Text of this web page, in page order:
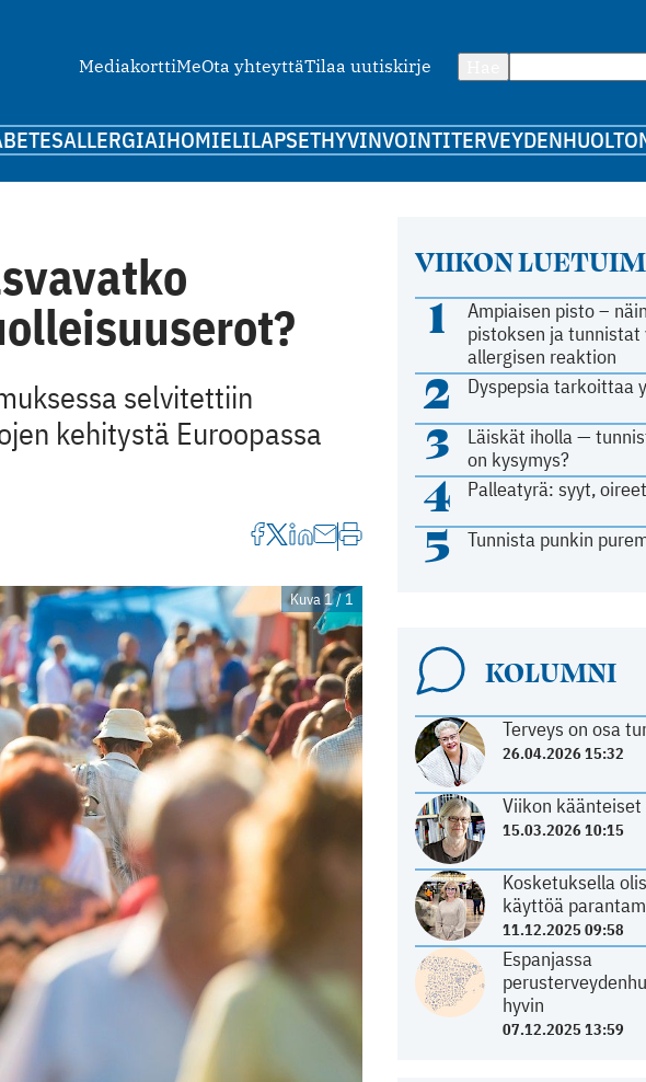
MediakorttiMeOta yhteyttäTilaa uutiskirje
ALLERGIAIHOMIELILAPSETHYVINVOINTITERVEYDENHUOLTO
VIIKON
1
Ampiaisen pisto –
pistoksen ja tunnistat
allergisen reaktion
2 Dyspepsia tarkoittaa
3
Läiskät iholla —
on kysymys?
4 Palleatyrä: syyt,
5 Tunnista punkin
KOLUMNI
Terveys on osa
26.04.2026 15:32
Viikon
15.03.2026 10:15
Kosketuksella
käyttöä
11.12.2025 09:58
Espanjassa
hyvin
07.12.2025 13:59
selvitettiin
kehitystä Euroopassa
Kuva 1 / 1